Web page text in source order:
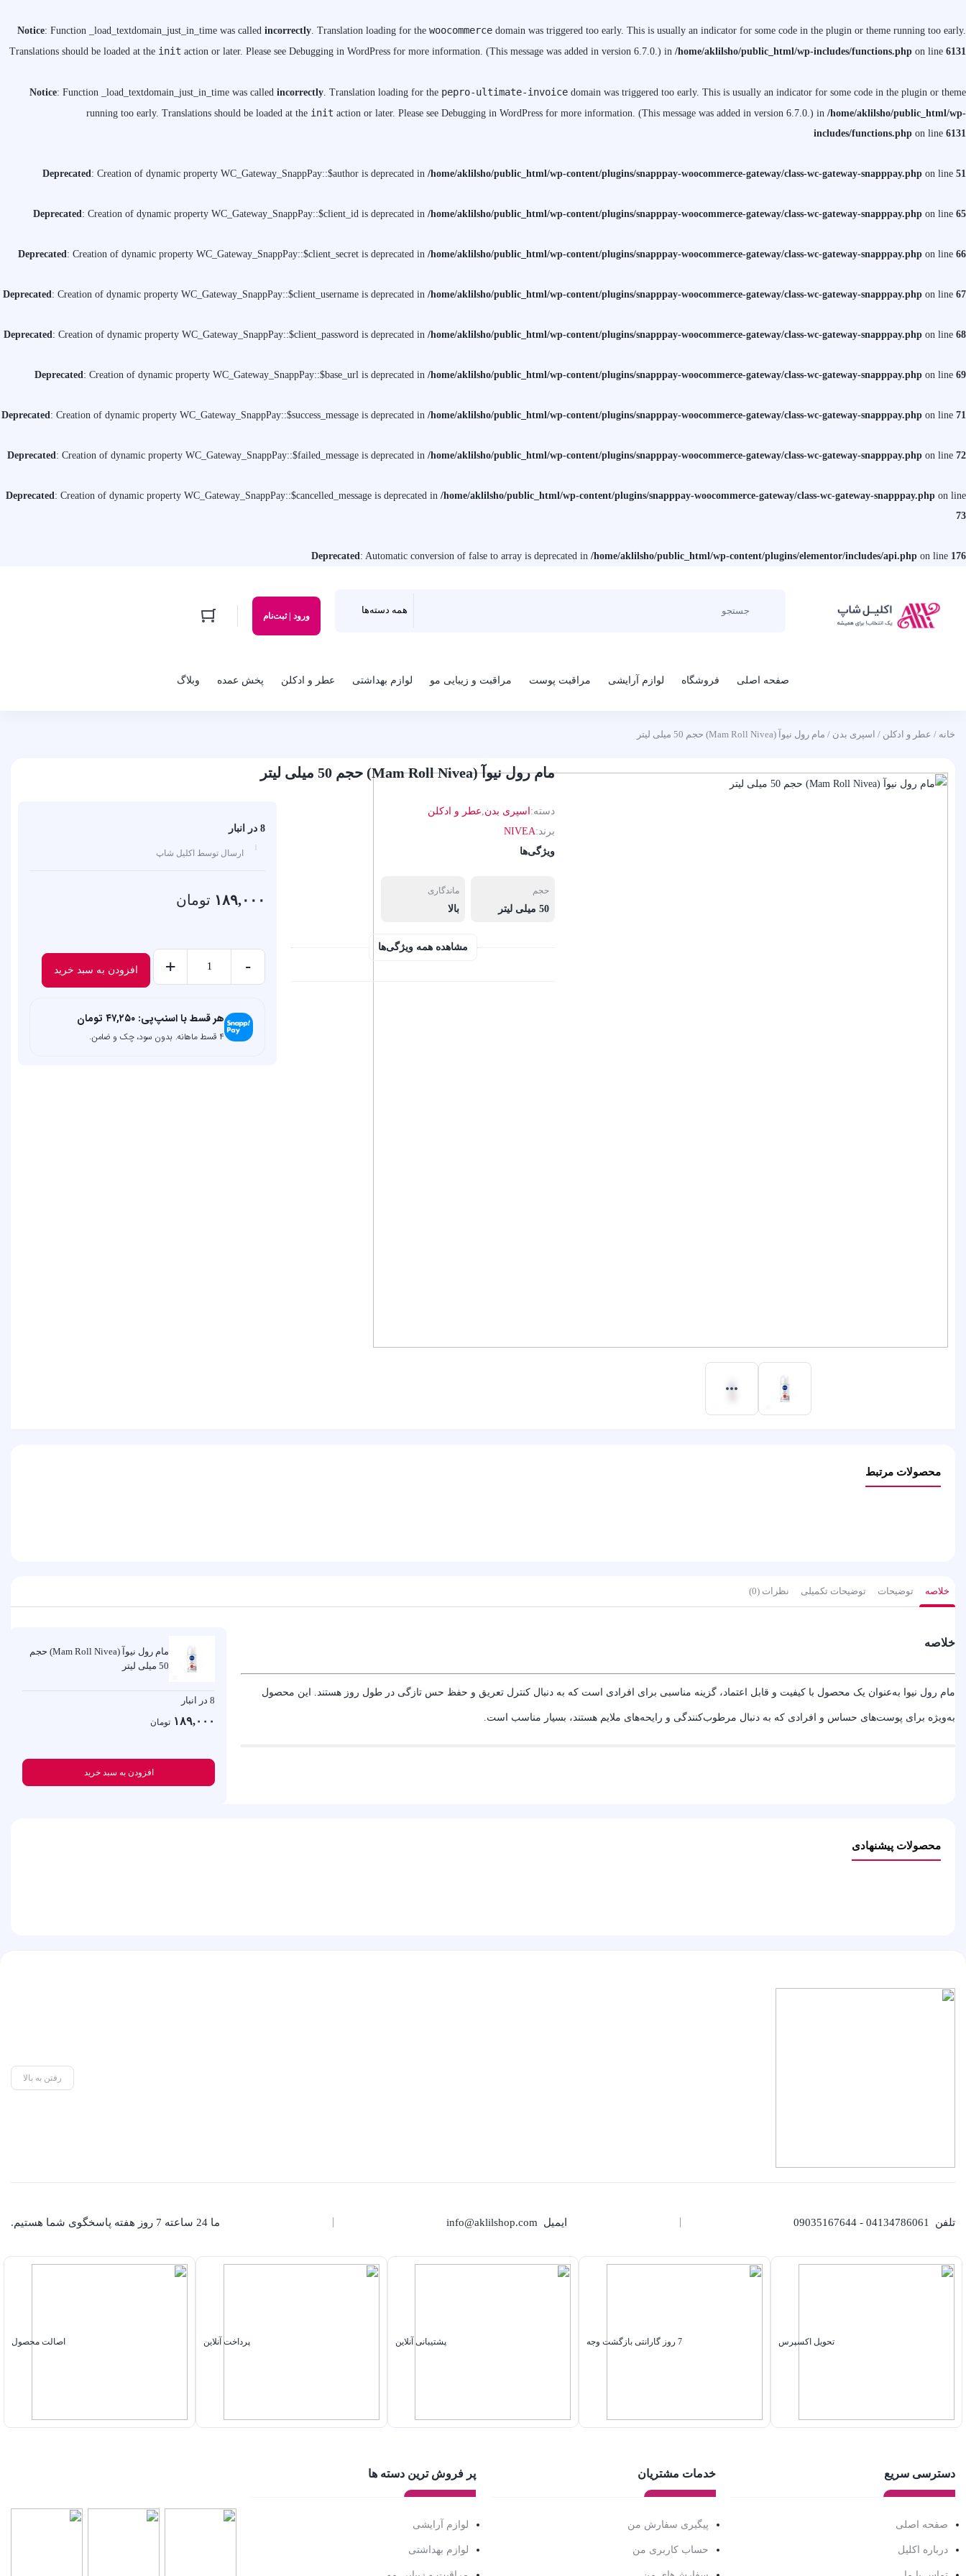
Notice: Function _load_textdomain_just_in_time was called incorrectly. Translation loading for the woocommerce domain was triggered too early. This is usually an indicator for some code in the plugin or theme running too early.
Translations should be loaded at the init action or later. Please see Debugging in WordPress for more information. (This message was added in version 6.7.0.) in /home/aklilsho/public_html/wp-includes/functions.php on line 6131
Notice: Function _load_textdomain_just_in_time was called incorrectly. Translation loading for the pepro-ultimate-invoice domain was triggered too early. This is usually an indicator for some code in the plugin or theme
running too early. Translations should be loaded at the init action or later. Please see Debugging in WordPress for more information. (This message was added in version 6.7.0.) in /home/aklilsho/public_html/wp-
includes/functions.php on line 6131
Deprecated: Creation of dynamic property WC_Gateway_SnappPay::$author is deprecated in /home/aklilsho/public_html/wp-content/plugins/snapppay-woocommerce-gateway/class-wc-gateway-snapppay.php on line 51
Deprecated: Creation of dynamic property WC_Gateway_SnappPay::$client_id is deprecated in /home/aklilsho/public_html/wp-content/plugins/snapppay-woocommerce-gateway/class-wc-gateway-snapppay.php on line 65
Deprecated: Creation of dynamic property WC_Gateway_SnappPay::$client_secret is deprecated in /home/aklilsho/public_html/wp-content/plugins/snapppay-woocommerce-gateway/class-wc-gateway-snapppay.php on line 66
Deprecated: Creation of dynamic property WC_Gateway_SnappPay::$client_username is deprecated in /home/aklilsho/public_html/wp-content/plugins/snapppay-woocommerce-gateway/class-wc-gateway-snapppay.php on line 67
Deprecated: Creation of dynamic property WC_Gateway_SnappPay::$client_password is deprecated in /home/aklilsho/public_html/wp-content/plugins/snapppay-woocommerce-gateway/class-wc-gateway-snapppay.php on line 68
Deprecated: Creation of dynamic property WC_Gateway_SnappPay::$base_url is deprecated in /home/aklilsho/public_html/wp-content/plugins/snapppay-woocommerce-gateway/class-wc-gateway-snapppay.php on line 69
Deprecated: Creation of dynamic property WC_Gateway_SnappPay::$success_message is deprecated in /home/aklilsho/public_html/wp-content/plugins/snapppay-woocommerce-gateway/class-wc-gateway-snapppay.php on line 71
Deprecated: Creation of dynamic property WC_Gateway_SnappPay::$failed_message is deprecated in /home/aklilsho/public_html/wp-content/plugins/snapppay-woocommerce-gateway/class-wc-gateway-snapppay.php on line 72
Deprecated: Creation of dynamic property WC_Gateway_SnappPay::$cancelled_message is deprecated in /home/aklilsho/public_html/wp-content/plugins/snapppay-woocommerce-gateway/class-wc-gateway-snapppay.php on line
73
Deprecated: Automatic conversion of false to array is deprecated in /home/aklilsho/public_html/wp-content/plugins/elementor/includes/api.php on line 176
ورود | ثبت‌نام
صفحه اصلی فروشگاه لوازم آرایشی مراقبت پوست مراقبت و زیبایی مو لوازم بهداشتی عطر و ادکلن پخش عمده وبلاگ
خانه / عطر و ادکلن / اسپری بدن / مام رول نیوآ (Mam Roll Nivea) حجم 50 میلی لیتر
مام رول نیوآ (Mam Roll Nivea) حجم 50 میلی لیتر
دسته: اسپری بدن,عطر و ادکلن
برند:NIVEA
ویژگی‌ها
حجم
50 میلی لیتر
ماندگاری
بالا
مشاهده همه ویژگی‌ها
8 در انبار
ارسال توسط اکلیل شاپ
۱۸۹,۰۰۰ تومان
(Mam
-
+ افزودن به سبد خرید
هر قسط با اسنپ‌پی: ۴۷,۲۵۰ تومان
۴ قسط ماهانه. بدون سود، چک و ضامن.
محصولات مرتبط
خلاصه توضیحات توضیحات تکمیلی نظرات (0)
خلاصه
مام رول نیوا به‌عنوان یک محصول با کیفیت و قابل اعتماد، گزینه مناسبی برای افرادی است که به دنبال کنترل تعریق و حفظ حس تازگی در طول روز هستند. این محصول
به‌ویژه برای پوست‌های حساس و افرادی که به دنبال مرطوب‌کنندگی و رایحه‌های ملایم هستند، بسیار مناسب است.
مام رول نیوآ (Mam Roll Nivea) حجم
50 میلی لیتر
8 در انبار
۱۸۹,۰۰۰ تومان
افزودن به سبد خرید
محصولات پیشنهادی
رفتن به بالا
تلفن 04134786061 - 09035167644 ایمیل info@aklilshop.com ما 24 ساعته 7 روز هفته پاسخگوی شما هستیم.
تحویل اکسپرس 7 روز گارانتی بازگشت وجه پشتیبانی آنلاین پرداخت آنلاین اصالت محصول
دسترسی سریع
صفحه اصلی
درباره اکلیل
خدمات مشتریان
پیگیری سفارش من
حساب کاربری من
پر فروش ترین دسته ها
لوازم آرایشی
لوازم بهداشتی